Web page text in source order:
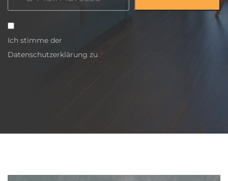
Einwilligung
*
Ich stimme der
Datenschutzerklärung zu.*